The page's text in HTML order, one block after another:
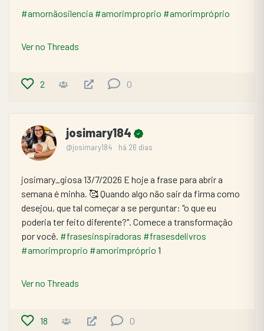
#amornãosilencia #amorimproprio #amorimpróprio
Ver no Threads
2 0
josimary184
@josimary184 há 26 dias
josimary_giosa 13/7/2026 E hoje a frase para abrir a
semana é minha. 🥰 Quando algo não sair da firma como
desejou, que tal começar a se perguntar: "o que eu
poderia ter feito diferente?". Comece a transformação
por você. #frasesinspiradoras #frasesdelivros
#amorimproprio #amorimpróprio 1
Ver no Threads
18 0